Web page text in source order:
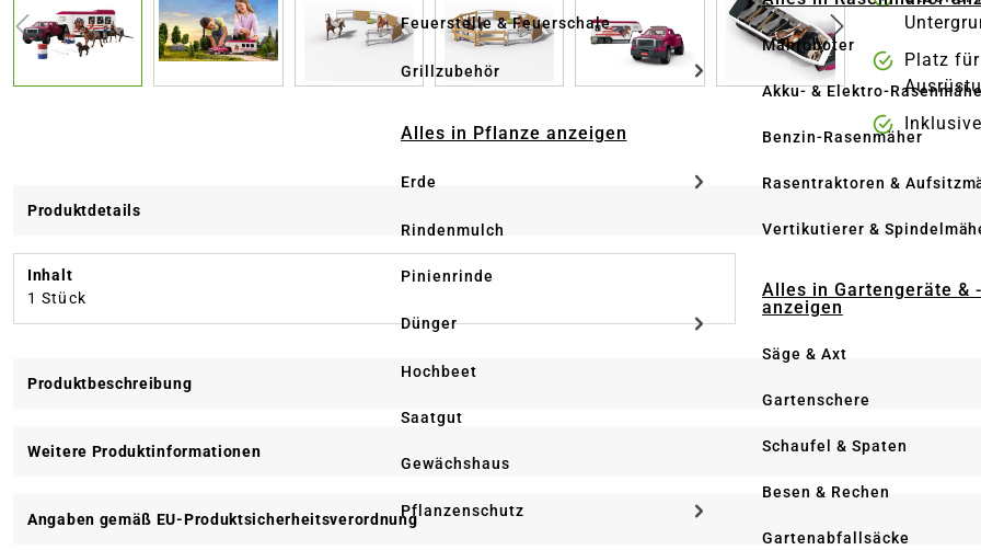
Feuerstelle & Feuerschale
Grillzubehör
Alles in Pflanze anzeigen
Erde
Rindenmulch
Pinienrinde
Dünger
Hochbeet
Saatgut
Gewächshaus
Pflanzenschutz
Mähroboter
Akku- & Elektro-
Benzin-Rasenmäher
Rasentraktoren &
Vertikutierer &
Alles in Gartengeräte &
anzeigen
Säge & Axt
Gartenschere
Schaufel & Spaten
Besen & Rechen
Gartenabfallsäcke
Platz
Produktdetails
Inhalt
1 Stück
Produktbeschreibung
Weitere Produktinformationen
Angaben gemäß EU-Produktsicherheitsverordnung